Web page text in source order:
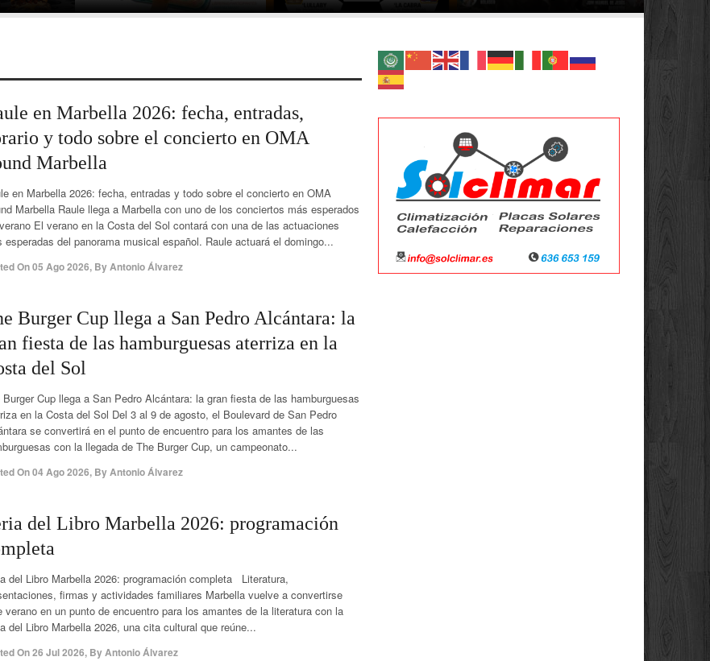
en Marbella 2026: fecha, entradas,
y todo sobre el concierto en OMA
Marbella
en Marbella 2026: fecha, entradas y todo sobre el concierto en OMA
Marbella Raule llega a Marbella con uno de los conciertos más esperados
El verano en la Costa del Sol contará con una de las actuaciones
esperadas del panorama musical español. Raule actuará el domingo...
On05 Ago 2026, ByAntonio Álvarez
Burger Cup llega a San Pedro Alcántara: la
fiesta de las hamburguesas aterriza en la
del Sol
Burger Cup llega a San Pedro Alcántara: la gran fiesta de las hamburguesas
en la Costa del Sol Del 3 al 9 de agosto, el Boulevard de San Pedro
se convertirá en el punto de encuentro para los amantes de las
con la llegada de The Burger Cup, un campeonato...
On04 Ago 2026, ByAntonio Álvarez
del Libro Marbella 2026: programación
del Libro Marbella 2026: programación completa Literatura,
firmas y actividades familiares Marbella vuelve a convertirse
verano en un punto de encuentro para los amantes de la literatura con la
del Libro Marbella 2026, una cita cultural que reúne...
On26 Jul 2026, ByAntonio Álvarez